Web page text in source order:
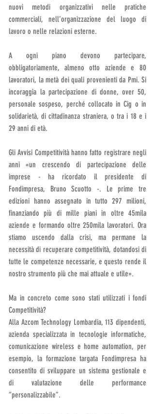
nuovi metodi organizzativi nelle pratiche
commerciali, nell’organizzazione del luogo di
lavoro o nelle relazioni esterne.
A ogni piano devono partecipare,
obbligatoriamente, almeno otto aziende e 80
lavoratori, la metà dei quali provenienti da Pmi. Si
incoraggia la partecipazione di donne, over 50,
personale sospeso, perché collocato in Cig o in
solidarietà, di cittadinanza straniera, o tra i 18 e i
29 anni di età.
Gli Avvisi Competitività hanno fatto registrare negli
anni «un crescendo di partecipazione delle
imprese - ha ricordato il presidente di
Fondimpresa, Bruno Scuotto -. Le prime tre
edizioni hanno assegnato in tutto 297 milioni,
finanziando più di mille piani in oltre 45mila
aziende e formando oltre 250mila lavoratori. Ora
stiamo uscendo dalla crisi, ma permane la
necessità di recuperare competitività, dotandosi di
tutte le competenze necessarie, e questo rende il
nostro strumento più che mai attuale e utile».
Ma in concreto come sono stati utilizzati i fondi
Competitività?
Alla Azcom Technology Lombardia, 113 dipendenti,
azienda specializzata in tecnologie informatiche,
comunicazione wireless e home automation, per
esempio, la formazione targata Fondimpresa ha
consentito di sviluppare un sistema gestionale e
di valutazione delle performance
“personalizzabile”.